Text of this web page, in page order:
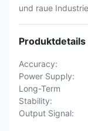
und raue
Produktdetails
Accuracy:
Power Supply:
Long-Term
Stability:
Output Signal: